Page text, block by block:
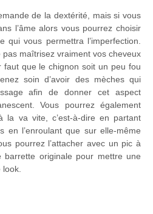
de la dextérité, mais si vous
l’âme alors vous pourrez choisir
vous permettra l’imperfection.
maîtrisez vraiment vos cheveux
que le chignon soit un peu fou
soin d’avoir des mèches qui
afin de donner cet aspect
Vous pourrez également
la va vite, c’est-à-dire en partant
en l’enroulant que sur elle-même
pourrez l’attacher avec un pic à
originale pour mettre une